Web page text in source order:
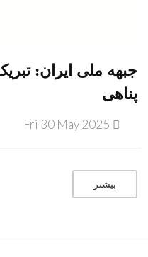
جبهه ملی ایران:
پناهی
Fri 30 May 2025
بیشتر